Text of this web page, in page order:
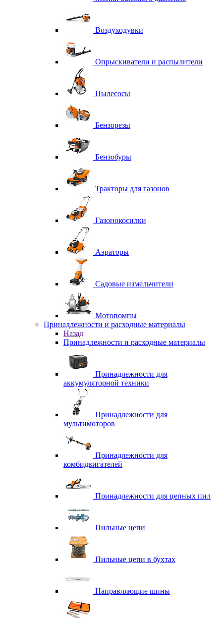
Воздуходувки
Опрыскиватели и распылители
Пылесосы
Бензорезы
Бензобуры
Тракторы для газонов
Газонокосилки
Аэраторы
Садовые измельчители
Мотопомпы
Принадлежности и расходные материалы
Назад
Принадлежности и расходные материалы
Принадлежности для
аккумуляторной техники
Принадлежности для
мультимоторов
Принадлежности для
комбидвигателей
Принадлежности для цепных пил
Пильные цепи
Пильные цепи в бухтах
Направляющие шины